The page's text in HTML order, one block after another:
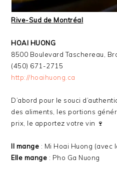
Rive-Sud de Montréal
HOAI HUONG
8500 Boulevard Taschereau,
(450) 671-2715
http://hoaihuong.ca
D’abord pour le souci
des aliments, les portions
prix, le apportez votre vin 🍷
Il mange : Mi Hoai Huong (avec
Elle mange : Pho Ga Nuong